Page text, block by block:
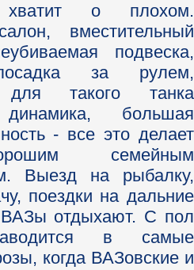
хватит о плохом.
вместительный
подвеска,
за рулем,
для такого танка
динамика, большая
- все это делает
семейным
Выезд на рыбалку,
поездки на дальние
ВАЗы отдыхают. С пол
в самые
когда ВАЗовские и